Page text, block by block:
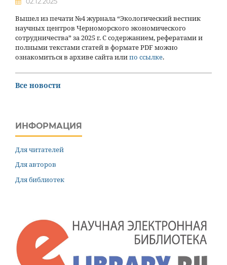
Вышел из печати №4 журнала “Экологический вестник
научных центров Черноморского экономического
сотрудничества” за 2025 г. С содержанием, рефератами и
полными текстами статей в формате PDF можно
ознакомиться в архиве сайта илипо ссылке.
Все новости
ИНФОРМАЦИЯ
Для читателей
Для авторов
Для библиотек